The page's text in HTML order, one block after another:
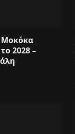
Μοκόκα
2028 –